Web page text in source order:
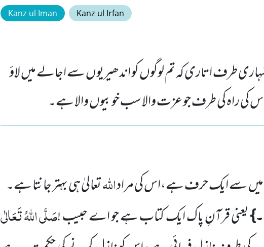
Kanz ul Iman Kanz ul Irfan
طرف اتاری کہ تم لوگوں کو اندھیریوں سے اجالے میں لاؤ
راہ کی طرف جو عزت والا سب خوبیوں والا ہے۔
سے ایک حرف ہے،اس کی مراداللّٰہتعالیٰ ہی بہتر جانتا ہے۔
یعنی قرآنِ پاک ایک کتاب ہے جو اے حبیب !صَلَّی اللّٰہُ تَعَالٰی